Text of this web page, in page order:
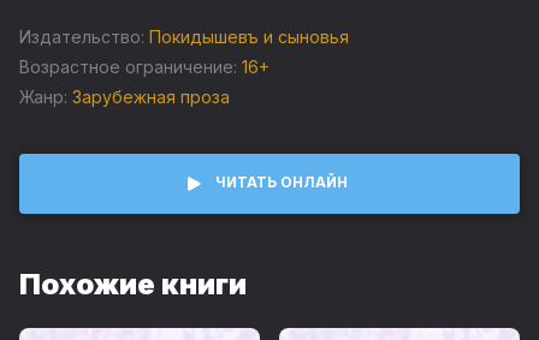
психики и общества, при этом Ведекинд часто
сексуальность, идентичность и социальные нормы.
Разнообразие его произведений, от известных пьес, до
Издательство: Покидышевъ и сыновья
Возрастное ограничение: 16+
Жанр: Зарубежная проза
ЧИТАТЬ ОНЛАЙН
Похожие книги